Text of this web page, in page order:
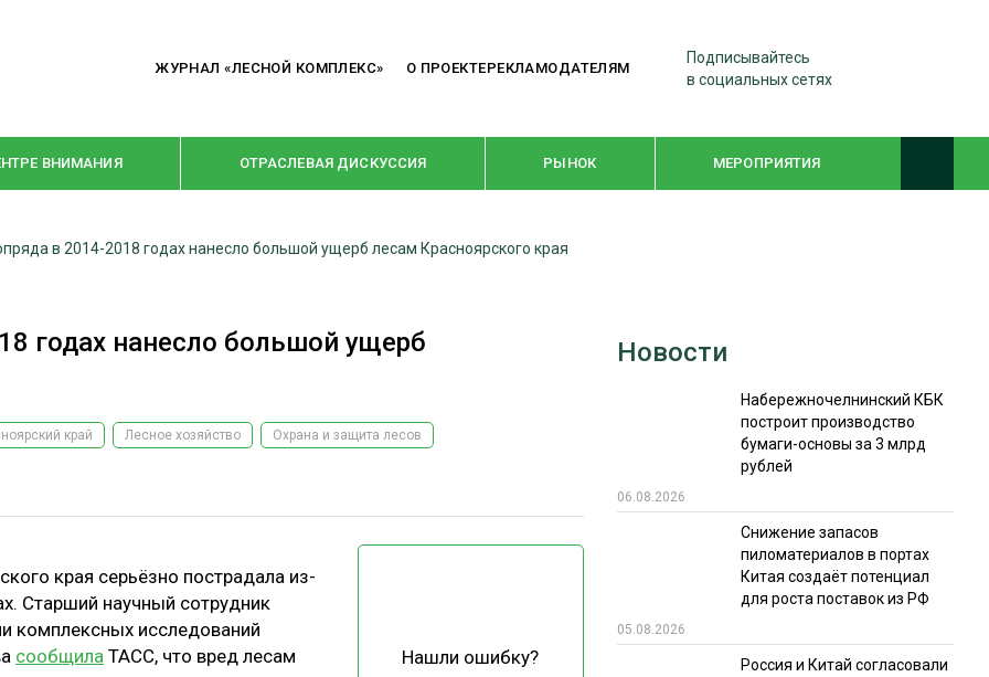
ЖУРНАЛ «ЛЕСНОЙ КОМПЛЕКС» О ПРОЕКТЕРЕКЛАМОДАТЕЛЯМ
Подписывайтесь
в социальных сетях
ВНИМАНИЯ ОТРАСЛЕВАЯ ДИСКУССИЯ РЫНОК МЕРОПРИЯТИЯ
РУБРИКИ
КРУПНЫМ ПЛАНОМ
В ЦЕНТРЕ ВНИМАНИЯ
ОТРАСЛЕВАЯ ДИСКУССИЯ
WOODEX-2021
СУШКА ДРЕВЕСИНЫ
в 2014-2018 годах нанесло большой ущерб лесам Красноярского края
годах нанесло большой ущерб
край Лесное хозяйство Охрана и защита лесов
края серьёзно пострадала из-
Старший научный сотрудник
комплексных исследований
сообщила ТАСС, что вред лесам
Нашли ошибку?
Новости
Набережночелнинский КБК
построит производство
бумаги-основы за 3 млрд
рублей
06.08.2026
Снижение запасов
пиломатериалов в портах
Китая создаёт потенциал
для роста поставок из РФ
05.08.2026
Россия и Китай согласовали